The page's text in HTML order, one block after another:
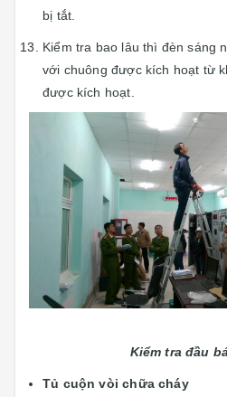
bị tắt.
Kiểm tra bao lâu thì đèn sáng
với chuông được kích hoạt từ
được kích hoạt.
Kiểm tra đầu
Tủ cuộn vòi chữa cháy